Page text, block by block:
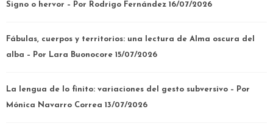
Signo o hervor – Por Rodrigo Fernández 16/07/2026
Fábulas, cuerpos y territorios: una lectura de Alma oscura del
alba – Por Lara Buonocore 15/07/2026
La lengua de lo finito: variaciones del gesto subversivo – Por
Mónica Navarro Correa 13/07/2026